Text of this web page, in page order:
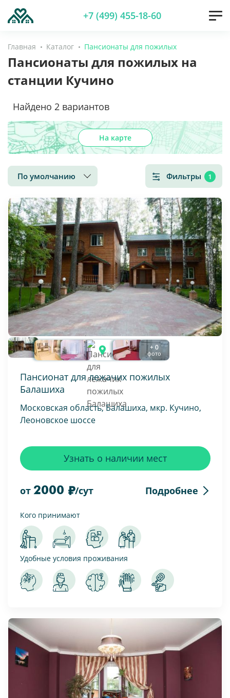
+7 (499) 455-18-60
Главная Каталог Пансионаты для пожилых
Пансионаты для пожилых на
станции Кучино
Найдено 2 вариантов
По умолчанию Фильтры 1
На карте
+ 0
фото
Пансионат для лежачих пожилых
Балашиха
Московская область, Балашиха, мкр. Кучино,
Леоновское шоссе
от 2000 /сут Подробнее
Узнать о наличии мест
Кого принимают
Удобные условия проживания